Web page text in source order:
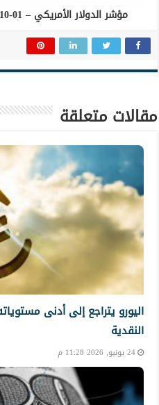
مؤشر الدولار الأمريكي – 01-10-2024 – المصدر: tradingview
مقالات متعلقة
اليورو يتراجع إلى أدنى
النقدية
24 يونيو, 2026 11:28 م